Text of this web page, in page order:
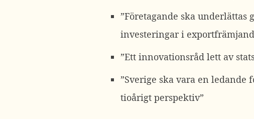
”Företagande ska
investeringar i
”Ett innovationsråd lett av
”Sverige ska vara en
tioårigt perspektiv”